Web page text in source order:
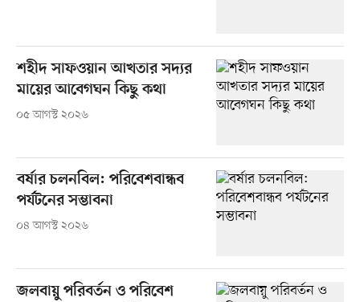
শহীদ সাফওয়ান আখতার সদ্যর
মায়ের আবেগঘন কিছু কথা
০৫ আগস্ট ২০২৬
বর্ষার চলনবিল: পরিবেশবান্ধব
পর্যটনের সম্ভাবনা
০৪ আগস্ট ২০২৬
জলবায়ু পরিবর্তন ও পরিবেশ